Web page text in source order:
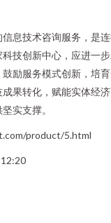
息技术咨询服务，是
技创新中心，应进一
励服务模式创新，培
果转化，赋能实体经
实支撑。
product/5.html